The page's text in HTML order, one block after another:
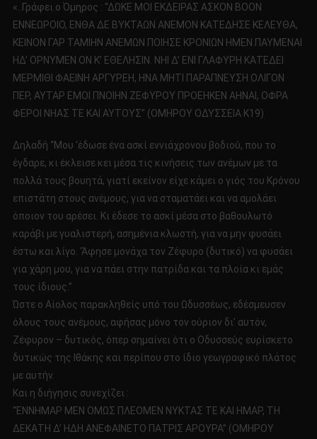
«..Γράφει ο Όμηρος : “ΔΩΚΕ ΜΟΙ ΕΚΔΕΙΡΑΣ ΑΣΚΟΝ ΒΟΟΝ
ΕΝΝΕΩΡΟΙΟ, ΕΝΘΑ ΔΕ ΒΥΚΤΑΩΝ ΑΝΕΜΟΝ ΚΑΤΕΔΗΣΕ ΚΕΛΕΥΘΑ,
ΚΕΙΝΟΝ ΓΑΡ ΤΑΜΙΗΝ ΑΝΕΜΩΝ ΠΟΙΗΣΕ ΚΡΟΝΙΩΝ ΗΜΕΝ ΠΑΥΜΕΝΑΙ
ΗΔ’ ΟΡΝΥΜΕΝ ΟΝ Κ’ ΕΘΕΛΗΣΙΝ. ΝΗΙ Δ’ ΕΝΙ ΓΛΑΦΥΡΗ ΚΑΤΕΔΕΙ
ΜΕΡΜΙΘΙ ΦΑΕΙΝΗ ΑΡΓΥΡΕΗ, ΗΝΑ ΜΗΤΙ ΠΑΡΑΠΝΕΥΣΗ ΟΛΙΓΟΝ
ΠΕΡ, ΑΥΤΑΡ ΕΜΟΙ ΠΝΟΙΗΝ ΖΕΦΥΡΟΥ ΠΡΟΕΗΚΕΝ ΑΗΝΑΙ, ΟΦΡΑ
ΦΕΡΟΙ ΝΗΑΣ ΤΕ ΚΑΙ ΑΥΤΟΥΣ” (ΟΜΗΡΟΥ ΟΔΥΣΣΕΙΑ Κ19)
Δηλαδή “Μου ‘έδωσε ένα ασκί εννιάχρονου βοδιού, που το
έγδαρε, κι έκλεισε κει μέσα τις κινήσεις των ανέμων με τα
πολλά τους βουητά, γιατί εκείνον είχε κάμει ο γιός του Κρόνου
επιστάτη στους ανέμους, για να σταματάει και να αμολάει
όποιον του αρέσει. Κι έδεσε το ασκί μέσα στο βαθουλωτό
καράβι με γυαλιστερή, ασημένια κλωστή, για να μην φυσάει
έστω και λίγο. ‘Άφησε μονάχα τον Ζέφυρο (δυτικό) να φυσάει
για χάρη μου, για να πάει στην πατρίδα και τα πλοία κι εμάς
τους ίδιους.”
Ώστε ο Αίολος παρακληθείς υπό του Ωδυσσέως, εδέσμευσεν
όλους τους ανέμους, αφήσας μόνο τον ούριον δι’ αυτόν,
Ζέφυρον – δυτικός, όπερ σημαίνει ότι ο Οδυσσεύς ευρίσκετο
δυτικώς της Ιθάκης και περίπου στο ίδιο γεωγραφικό πλάτος
με αυτήν.
Και η διήγησις συνεχίζει :
“ΕΝΝΗΜΑΡ ΜΕΝ ΟΜΩΣ ΠΛΕΟΜΕΝ ΝΥΚΤΑΣ ΤΕ ΚΑΙ ΗΜΑΡ, ΤΗ
ΔΕΚΑΤΗ Δ’ ΗΔΗ ΑΝΕΦΑΙΝΕΤΟ ΠΑΤΡΙΣ ΑΡΟΥΡΑ” (ΟΜΗΡΟΥ